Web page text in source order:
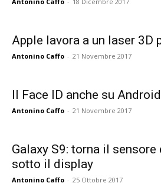
Apple lavora a un laser 3D
Antonino Caffo - 21 Novembre 2017
Il Face ID anche su Android
Antonino Caffo - 21 Novembre 2017
Galaxy S9: torna il
sotto il display
Antonino Caffo - 25 Ottobre 2017